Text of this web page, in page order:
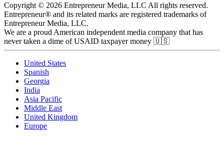
Copyright © 2026 Entrepreneur Media, LLC All rights reserved.
Entrepreneur® and its related marks are registered trademarks of
Entrepreneur Media, LLC.
We are a proud American independent media company that has
never taken a dime of USAID taxpayer money 🇺🇸
United States
Spanish
Georgia
India
Asia Pacific
Middle East
United Kingdom
Europe